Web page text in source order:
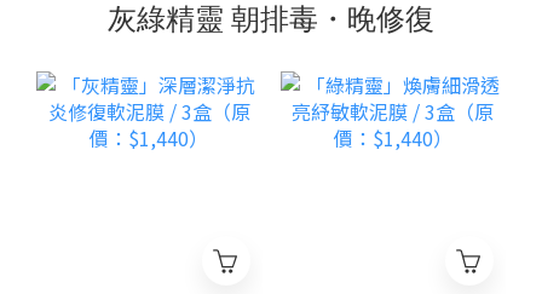
灰綠精靈 朝排毒・晚修復